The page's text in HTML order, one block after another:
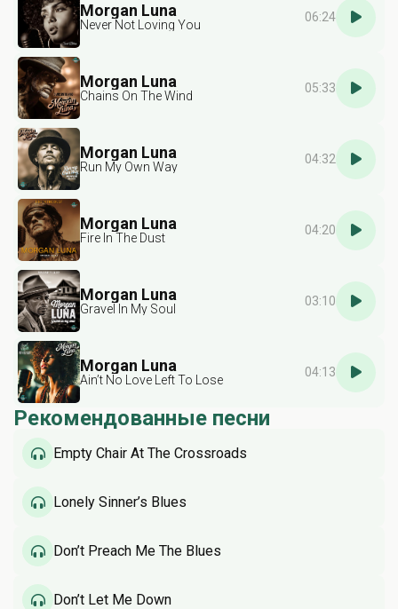
Morgan Luna
Never Not Loving You
06:24
Morgan Luna
Chains On The Wind
05:33
Morgan Luna
Run My Own Way
04:32
Morgan Luna
Fire In The Dust
04:20
Morgan Luna
Gravel In My Soul
03:10
Morgan Luna
Ain’t No Love Left To Lose
04:13
Рекомендованные песни
Empty Chair At The Crossroads
Lonely Sinner’s Blues
Don’t Preach Me The Blues
Don’t Let Me Down